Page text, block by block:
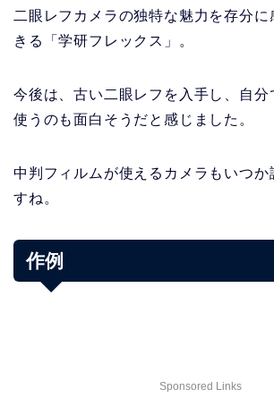
二眼レフカメラの独特な魅力を存分
きる「学研フレックス」。
今後は、古い二眼レフを入手し、自分
使うのも面白そうだと感じました。
中判フィルムが使えるカメラもいつか
すね。
作例
Sponsored Links